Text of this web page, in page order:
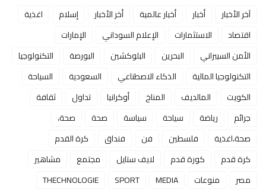
آخر الأخبار أخبار أخبار عالمية أخر الأخبار إسلام
اغذية
اقتصاد
الاستثمارات الإعلام السوداني
الإمارات
الأمن السيبراني
البحرين البلوكشين البورصة
التكنولوجيا
التكنولوجيا المالية
الذكاء الاصطناعي السعودية
السياحة
الكويت
المالديف المناخ أوكرانيا تداول
ثقافة
جرائم
رياضة سياحة سياسة صحة
صحة،
صحة،اغذية
فلسطين فن فنداق
كرة القدم
كرة قدم
كورة قدم لايف ستايل مجتمع
مشاهير
مصر
منوعات MEDIA
SPORT
THECHNOLOGIE